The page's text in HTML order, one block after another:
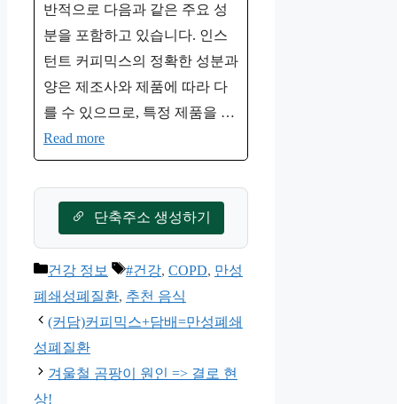
반적으로 다음과 같은 주요 성
분을 포함하고 있습니다. 인스
턴트 커피믹스의 정확한 성분과
양은 제조사와 제품에 따라 다
를 수 있으므로, 특정 제품을 …
Read more
단축주소 생성하기
카
테
고
리
건강 정보
태
그
#건강, COPD, 만성
폐쇄성폐질환, 추천 음식
(커담)커피믹스+담배=만성폐쇄
성폐질환
겨울철 곰팡이 원인 => 결로 현
상!